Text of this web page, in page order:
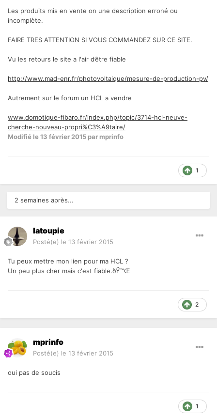
Les produits mis en vente on une description erroné ou
incomplète.
FAIRE TRES ATTENTION SI VOUS COMMANDEZ SUR CE SITE.
Vu les retours le site a l'air d’être fiable
http://www.mad-enr.fr/photovoltaique/mesure-de-production-pv/
Autrement sur le forum un HCL a vendre
www.domotique-fibaro.fr/index.php/topic/3714-hcl-neuve-
cherche-nouveau-propri%C3%A9taire/
Modifié le 13 février 2015 par mprinfo
1
2 semaines après...
latoupie
Posté(e) le 13 février 2015
Tu peux mettre mon lien pour ma HCL ?
Un peu plus cher mais c'est fiable.ðŸ™Œ
2
mprinfo
Posté(e) le 13 février 2015
oui pas de soucis
1